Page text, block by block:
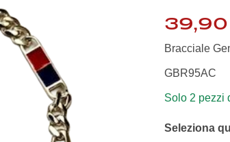
39,90
Bracciale
GBR95AC
Solo 2 pezzi